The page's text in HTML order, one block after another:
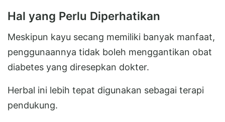
Hal yang Perlu Diperhatikan
Meskipun kayu secang memiliki banyak manfaat,
penggunaannya tidak boleh menggantikan obat
diabetes yang diresepkan dokter.
Herbal ini lebih tepat digunakan sebagai terapi
pendukung.